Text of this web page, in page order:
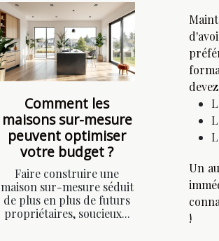
Comment les
maisons sur-mesure
peuvent optimiser
votre budget ?
Faire construire une
maison sur-mesure séduit
de plus en plus de futurs
propriétaires, soucieux...
Un
!